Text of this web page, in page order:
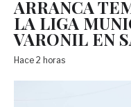
ARRANCA
LA LIGA
VARONIL EN
Hace 2 horas